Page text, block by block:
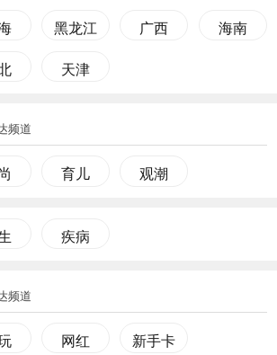
黑龙江 广西 海南
天津
频道
育儿 观潮
疾病
频道
网红 新手卡